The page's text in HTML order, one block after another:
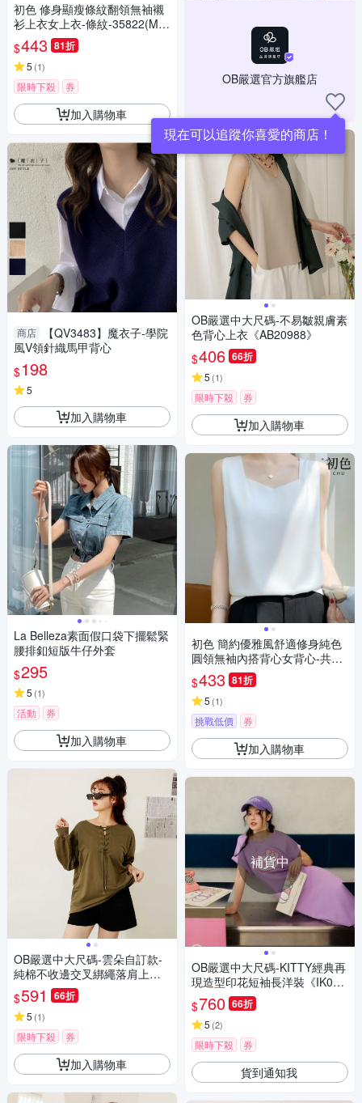
初色 修身顯瘦條紋翻領無袖襯
衫上衣女上衣-條紋-35822(M-3
XL可選)
$443 81折
5 (1)
限時下殺 券
加入購物車
商店
【QV3483】魔衣子-學院
風V領針織馬甲背心
$198
5
加入購物車
La Belleza素面假口袋下擺鬆緊
腰排釦短版牛仔外套
$295
5 (1)
活動 券
加入購物車
OB嚴選中大尺碼-雲朵自訂款-
純棉不收邊交叉綁繩落肩上衣
《AB19789》
$591 66折
5 (1)
限時下殺 券
加入購物車
OB嚴選官方旗艦店
現在可以追蹤你喜愛的商店！
OB嚴選中大尺碼-不易皺親膚素
色背心上衣《AB20988》
$406 66折
5 (1)
限時下殺 券
加入購物車
初色 簡約優雅風舒適修身純色
圓領無袖內搭背心女背心-共5
色-13433(M-3XL可選)
$433 81折
5 (1)
挑戰低價 券
加入購物車
補貨中
OB嚴選中大尺碼-KITTY經典再
現造型印花短袖長洋裝《IK006
7》
$760 66折
5 (2)
限時下殺 券
貨到通知我